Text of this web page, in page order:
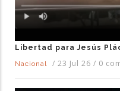
Libertad para Jesús
Nacional
/ 23 Jul 26 / 0